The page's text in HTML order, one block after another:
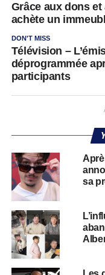
Grâce aux dons
achète un
DON'T MISS
Télévision –
déprogrammée
participants
sa